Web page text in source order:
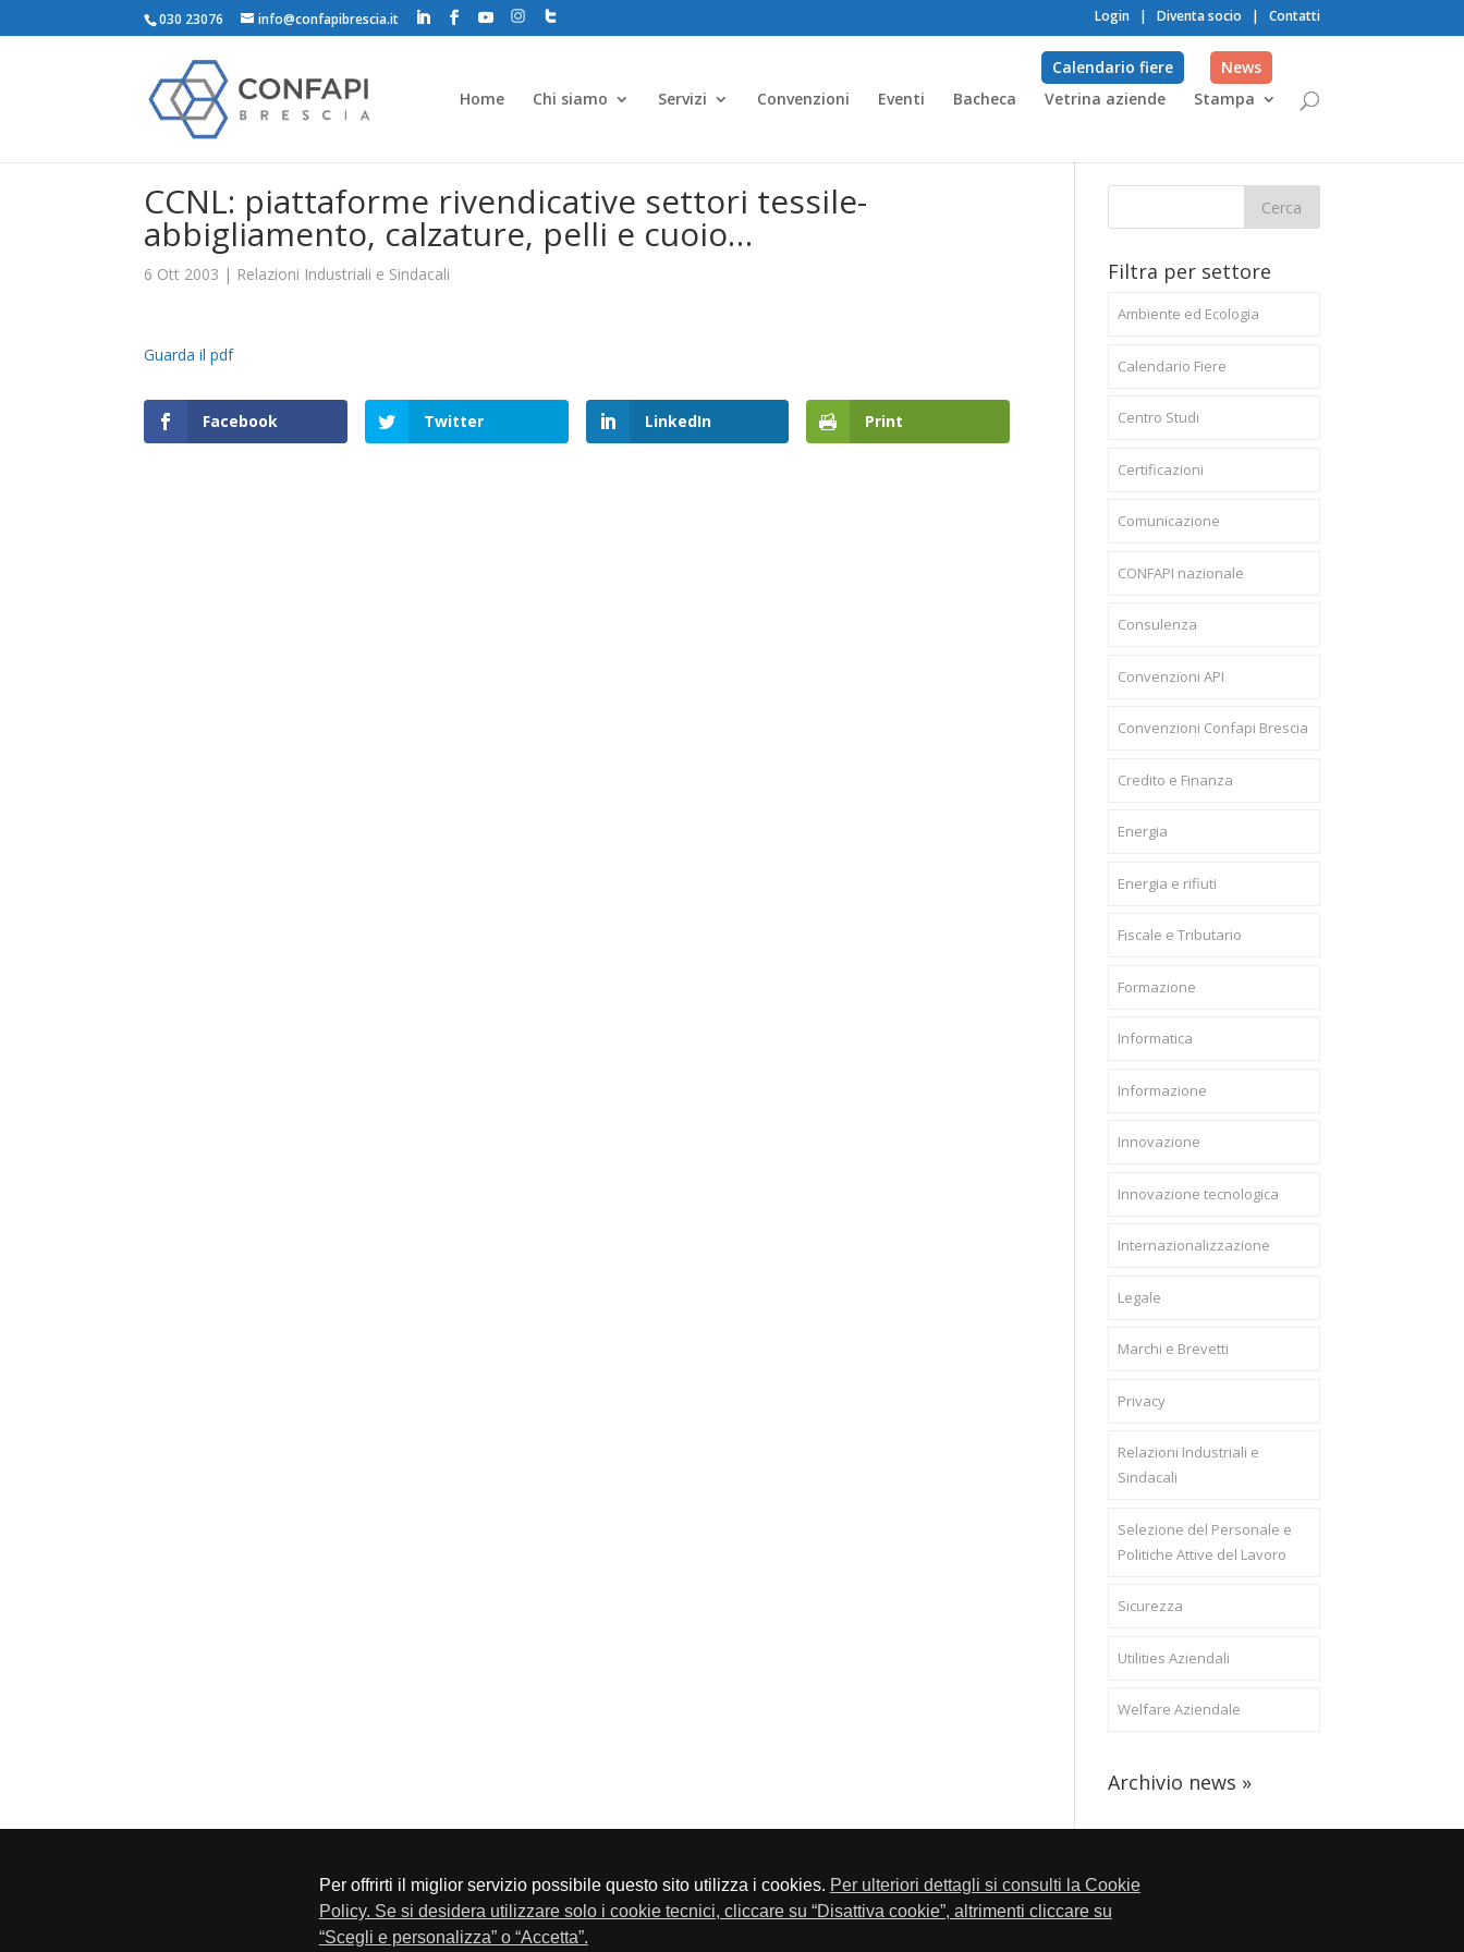
Per offrirti il miglior servizio possibile questo sito utilizza i cookies. Per ulteriori dettagli si consulti la Cookie
Policy. Se si desidera utilizzare solo i cookie tecnici, cliccare su “Disattiva cookie”, altrimenti cliccare su
“Scegli e personalizza” o “Accetta”.
030 23076 info@confapibrescia.it Login | Diventa socio | Contatti
Home Chi siamo Servizi Convenzioni Eventi Bacheca Vetrina aziende Stampa
Calendario fiere News
CCNL: piattaforme rivendicative settori tessile-
abbigliamento, calzature, pelli e cuoio…
6 Ott 2003 | Relazioni Industriali e Sindacali
Guarda il pdf
Facebook Twitter LinkedIn Print
Filtra per settore
Ambiente ed Ecologia
Calendario Fiere
Centro Studi
Certificazioni
Comunicazione
CONFAPI nazionale
Consulenza
Convenzioni API
Convenzioni Confapi Brescia
Credito e Finanza
Energia
Energia e rifiuti
Fiscale e Tributario
Formazione
Informatica
Informazione
Innovazione
Innovazione tecnologica
Internazionalizzazione
Legale
Marchi e Brevetti
Privacy
Relazioni Industriali e
Sindacali
Selezione del Personale e
Politiche Attive del Lavoro
Sicurezza
Utilities Aziendali
Welfare Aziendale
Archivio news »
Via F.Lippi, 30 25134 Brescia P.Iva 01548020179 - Telefono 030-23076 - Fax 030-2304108